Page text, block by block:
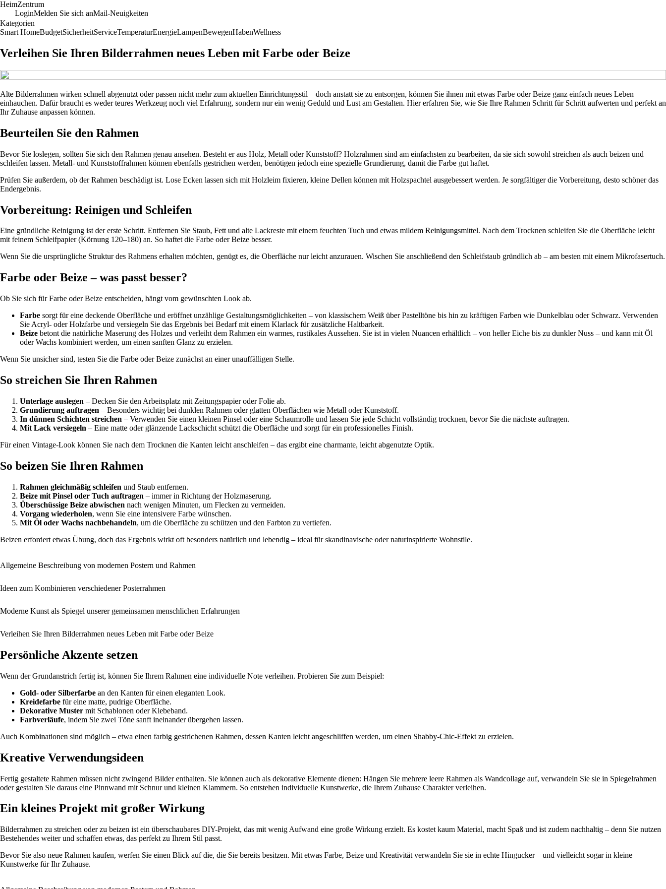
HeimZentrum
LoginMelden Sie sich anMail-Neuigkeiten
Kategorien
Smart HomeBudgetSicherheitServiceTemperaturEnergieLampenBewegenHabenWellness
Verleihen Sie Ihren Bilderrahmen neues Leben mit Farbe oder Beize
Alte Bilderrahmen wirken schnell abgenutzt oder passen nicht mehr zum aktuellen Einrichtungsstil – doch anstatt sie zu entsorgen, können Sie ihnen mit etwas Farbe oder Beize ganz einfach neues Leben
einhauchen. Dafür braucht es weder teures Werkzeug noch viel Erfahrung, sondern nur ein wenig Geduld und Lust am Gestalten. Hier erfahren Sie, wie Sie Ihre Rahmen Schritt für Schritt aufwerten und perfekt an
Ihr Zuhause anpassen können.
Beurteilen Sie den Rahmen
Bevor Sie loslegen, sollten Sie sich den Rahmen genau ansehen. Besteht er aus Holz, Metall oder Kunststoff? Holzrahmen sind am einfachsten zu bearbeiten, da sie sich sowohl streichen als auch beizen und
schleifen lassen. Metall- und Kunststoffrahmen können ebenfalls gestrichen werden, benötigen jedoch eine spezielle Grundierung, damit die Farbe gut haftet.
Prüfen Sie außerdem, ob der Rahmen beschädigt ist. Lose Ecken lassen sich mit Holzleim fixieren, kleine Dellen können mit Holzspachtel ausgebessert werden. Je sorgfältiger die Vorbereitung, desto schöner das
Endergebnis.
Vorbereitung: Reinigen und Schleifen
Eine gründliche Reinigung ist der erste Schritt. Entfernen Sie Staub, Fett und alte Lackreste mit einem feuchten Tuch und etwas mildem Reinigungsmittel. Nach dem Trocknen schleifen Sie die Oberfläche leicht
mit feinem Schleifpapier (Körnung 120–180) an. So haftet die Farbe oder Beize besser.
Wenn Sie die ursprüngliche Struktur des Rahmens erhalten möchten, genügt es, die Oberfläche nur leicht anzurauen. Wischen Sie anschließend den Schleifstaub gründlich ab – am besten mit einem Mikrofasertuch.
Farbe oder Beize – was passt besser?
Ob Sie sich für Farbe oder Beize entscheiden, hängt vom gewünschten Look ab.
Farbe sorgt für eine deckende Oberfläche und eröffnet unzählige Gestaltungsmöglichkeiten – von klassischem Weiß über Pastelltöne bis hin zu kräftigen Farben wie Dunkelblau oder Schwarz. Verwenden
Sie Acryl- oder Holzfarbe und versiegeln Sie das Ergebnis bei Bedarf mit einem Klarlack für zusätzliche Haltbarkeit.
Beize betont die natürliche Maserung des Holzes und verleiht dem Rahmen ein warmes, rustikales Aussehen. Sie ist in vielen Nuancen erhältlich – von heller Eiche bis zu dunkler Nuss – und kann mit Öl
oder Wachs kombiniert werden, um einen sanften Glanz zu erzielen.
Wenn Sie unsicher sind, testen Sie die Farbe oder Beize zunächst an einer unauffälligen Stelle.
So streichen Sie Ihren Rahmen
Unterlage auslegen – Decken Sie den Arbeitsplatz mit Zeitungspapier oder Folie ab.
Grundierung auftragen – Besonders wichtig bei dunklen Rahmen oder glatten Oberflächen wie Metall oder Kunststoff.
In dünnen Schichten streichen – Verwenden Sie einen kleinen Pinsel oder eine Schaumrolle und lassen Sie jede Schicht vollständig trocknen, bevor Sie die nächste auftragen.
Mit Lack versiegeln – Eine matte oder glänzende Lackschicht schützt die Oberfläche und sorgt für ein professionelles Finish.
Für einen Vintage-Look können Sie nach dem Trocknen die Kanten leicht anschleifen – das ergibt eine charmante, leicht abgenutzte Optik.
So beizen Sie Ihren Rahmen
Rahmen gleichmäßig schleifen und Staub entfernen.
Beize mit Pinsel oder Tuch auftragen – immer in Richtung der Holzmaserung.
Überschüssige Beize abwischen nach wenigen Minuten, um Flecken zu vermeiden.
Vorgang wiederholen, wenn Sie eine intensivere Farbe wünschen.
Mit Öl oder Wachs nachbehandeln, um die Oberfläche zu schützen und den Farbton zu vertiefen.
Beizen erfordert etwas Übung, doch das Ergebnis wirkt oft besonders natürlich und lebendig – ideal für skandinavische oder naturinspirierte Wohnstile.
Allgemeine Beschreibung von modernen Postern und Rahmen
Ideen zum Kombinieren verschiedener Posterrahmen
Moderne Kunst als Spiegel unserer gemeinsamen menschlichen Erfahrungen
Verleihen Sie Ihren Bilderrahmen neues Leben mit Farbe oder Beize
Persönliche Akzente setzen
Wenn der Grundanstrich fertig ist, können Sie Ihrem Rahmen eine individuelle Note verleihen. Probieren Sie zum Beispiel:
Gold- oder Silberfarbe an den Kanten für einen eleganten Look.
Kreidefarbe für eine matte, pudrige Oberfläche.
Dekorative Muster mit Schablonen oder Klebeband.
Farbverläufe, indem Sie zwei Töne sanft ineinander übergehen lassen.
Auch Kombinationen sind möglich – etwa einen farbig gestrichenen Rahmen, dessen Kanten leicht angeschliffen werden, um einen Shabby-Chic-Effekt zu erzielen.
Kreative Verwendungsideen
Fertig gestaltete Rahmen müssen nicht zwingend Bilder enthalten. Sie können auch als dekorative Elemente dienen: Hängen Sie mehrere leere Rahmen als Wandcollage auf, verwandeln Sie sie in Spiegelrahmen
oder gestalten Sie daraus eine Pinnwand mit Schnur und kleinen Klammern. So entstehen individuelle Kunstwerke, die Ihrem Zuhause Charakter verleihen.
Ein kleines Projekt mit großer Wirkung
Bilderrahmen zu streichen oder zu beizen ist ein überschaubares DIY-Projekt, das mit wenig Aufwand eine große Wirkung erzielt. Es kostet kaum Material, macht Spaß und ist zudem nachhaltig – denn Sie nutzen
Bestehendes weiter und schaffen etwas, das perfekt zu Ihrem Stil passt.
Bevor Sie also neue Rahmen kaufen, werfen Sie einen Blick auf die, die Sie bereits besitzen. Mit etwas Farbe, Beize und Kreativität verwandeln Sie sie in echte Hingucker – und vielleicht sogar in kleine
Kunstwerke für Ihr Zuhause.